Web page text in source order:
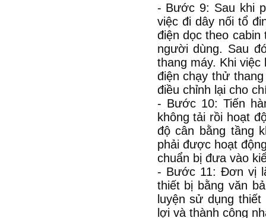
- Bước 9: Sau khi
việc đi dây nối tổ
điện dọc theo
người dùng. Sau
thang máy. Khi
điện chạy thử
điều chỉnh lại cho
- Bước 10: Tiến
không tải rồi hoạt
độ cân bằng tầng
phải được hoạt
chuẩn bị đưa vào
- Bước 11: Đơn vị
thiết bị bằng văn
luyện sử dụng
lợi và thành công